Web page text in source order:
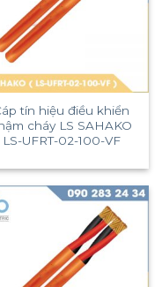
tín hiệu điều khiển
cháy LS SAHAKO
LS-UFRT-02-100-VF